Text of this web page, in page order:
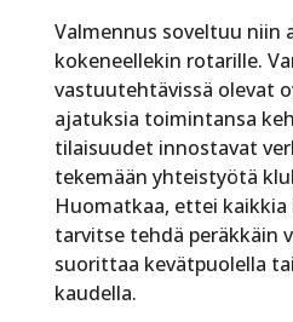
Valmennus soveltuu niin
kokeneellekin rotarille.
vastuutehtävissä olevat
ajatuksia toimintansa
tilaisuudet innostavat
tekemään yhteistyötä
Huomatkaa, ettei kaikkia
tarvitse tehdä peräkkäin
suorittaa kevätpuolella
kaudella.